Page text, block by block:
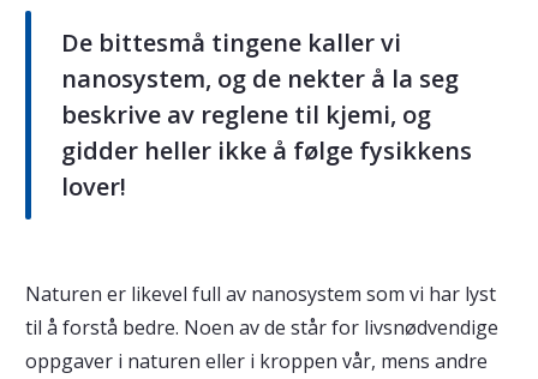
De bittesmå tingene kaller vi
nanosystem, og de nekter å la seg
beskrive av reglene til kjemi, og
gidder heller ikke å følge fysikkens
lover!
Naturen er likevel full av nanosystem som vi har lyst
til å forstå bedre. Noen av de står for livsnødvendige
oppgaver i naturen eller i kroppen vår, mens andre